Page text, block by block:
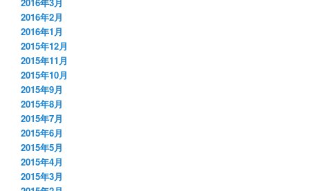
2016年3月
2016年2月
2016年1月
2015年12月
2015年11月
2015年10月
2015年9月
2015年8月
2015年7月
2015年6月
2015年5月
2015年4月
2015年3月